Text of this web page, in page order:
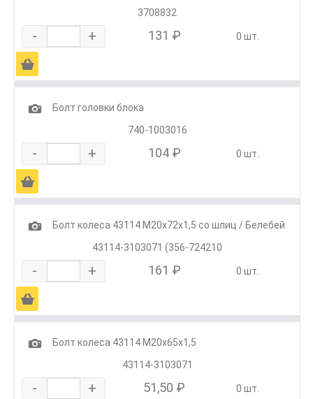
3708832
- + 131 ₽ 0 шт.
Ä
1
Болт головки блока
740-1003016
- + 104 ₽ 0 шт.
Ä
1
Болт колеса 43114 М20х72х1,5 со шлиц / Белебей
43114-3103071 (356-724210
- + 161 ₽ 0 шт.
Ä
1
Болт колеса 43114 М20х65х1,5
43114-3103071
- + 51,50 ₽ 0 шт.